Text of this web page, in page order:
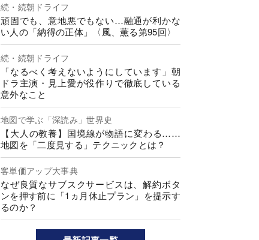
続・続朝ドライフ
頑固でも、意地悪でもない…融通が利かな
い人の「納得の正体」〈風、薫る第95回〉
続・続朝ドライフ
「なるべく考えないようにしています」朝
ドラ主演・見上愛が役作りで徹底している
意外なこと
地図で学ぶ「深読み」世界史
【大人の教養】国境線が物語に変わる……
地図を「二度見する」テクニックとは？
客単価アップ大事典
なぜ良質なサブスクサービスは、解約ボタ
ンを押す前に「1ヵ月休止プラン」を提示す
るのか？